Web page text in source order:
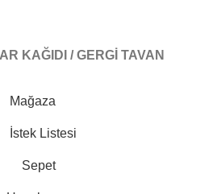
KAĞIDI / GERGİ TAVAN
Mağaza
İstek Listesi
Sepet